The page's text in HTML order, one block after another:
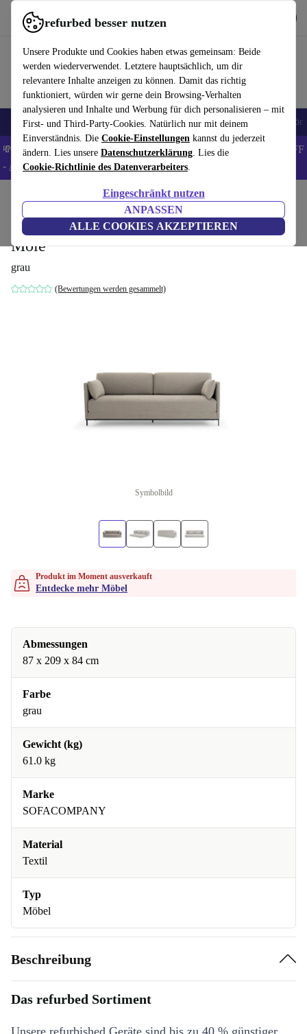
refurbed besser nutzen
Unsere Produkte und Cookies haben etwas gemeinsam: Beide
werden wiederverwendet. Letztere hauptsächlich, um dir
relevantere Inhalte anzeigen zu können. Damit das richtig
funktioniert, würden wir gerne dein Browsing-Verhalten
analysieren und Inhalte und Werbung für dich personalisieren – mit
First- und Third-Party-Cookies. Natürlich nur mit deinem
Einverständnis. Die Cookie-Einstellungen kannst du jederzeit
ändern. Lies unsere Datenschutzerklärung. Lies die
Cookie-Richtlinie des Datenverarbeiters.
Eingeschränkt nutzen
ANPASSEN
ALLE COOKIES AKZEPTIEREN
refurbed schnell und einfach nutzen
🎒 Back to school Handys Laptops Tablets Smartwatches Zubehör
💸Spare 8% EXTRA auf MacBooks und iPads – Code: BACK8OFF
- AGB
Haushalt Möbel
Chill by SLS Schlafsofa 3-Sitzer Forest
Mole
grau
(Bewertungen werden gesammelt)
Symbolbild
Produkt im Moment ausverkauft
Entdecke mehr Möbel
Abmessungen
87 x 209 x 84 cm
Farbe
grau
Gewicht (kg)
61.0 kg
Marke
SOFACOMPANY
Material
Textil
Typ
Möbel
Beschreibung
Das refurbed Sortiment
Unsere refurbished Geräte sind bis zu 40 % günstiger